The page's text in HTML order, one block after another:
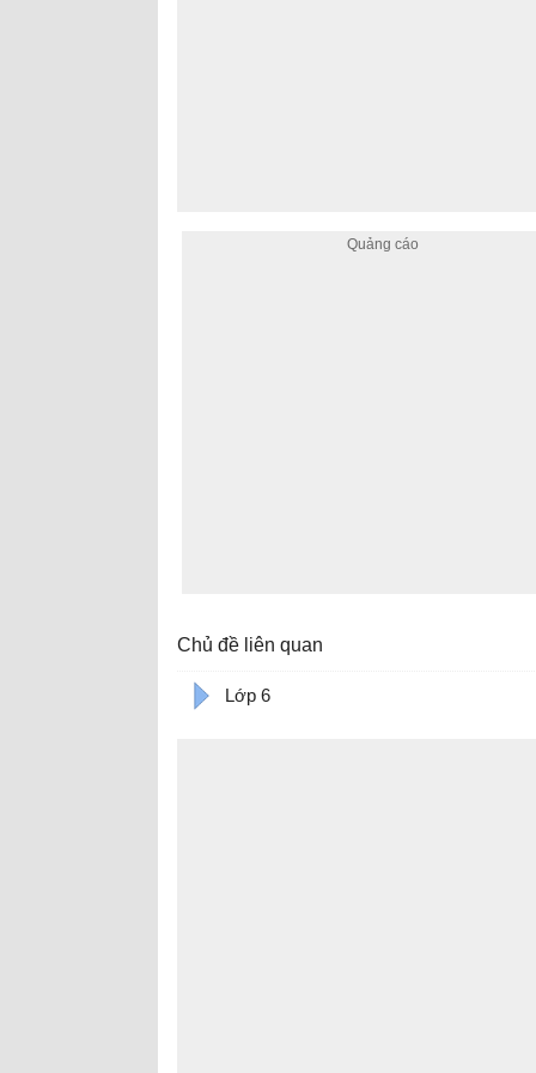
Chủ đề liên quan
Lớp 6